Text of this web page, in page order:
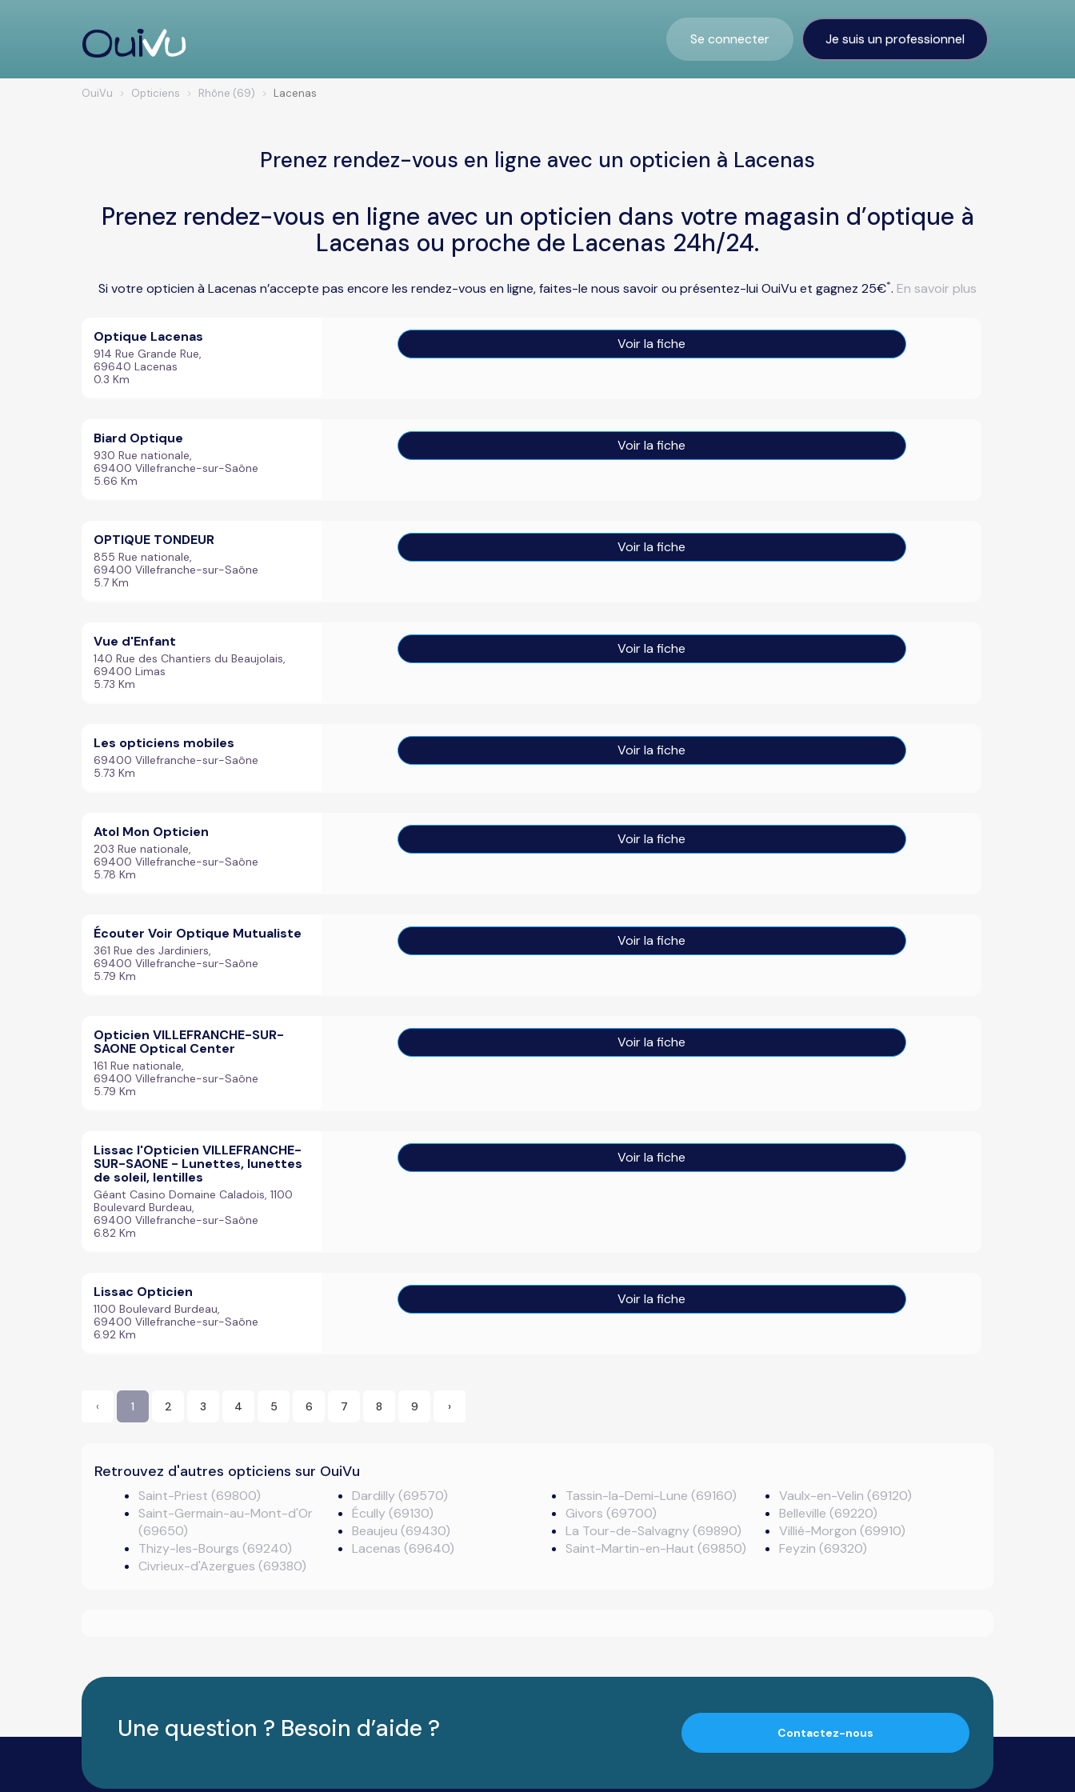
Se connecter Je suis un professionnel
OuiVu Opticiens Rhône (69) Lacenas
Prenez rendez-vous en ligne avec un opticien à Lacenas
Prenez rendez-vous en ligne avec un opticien dans votre magasin d’optique à
Lacenas ou proche de Lacenas 24h/24.
Si votre opticien à Lacenas n’accepte pas encore les rendez-vous en ligne, faites-le nous savoir ou présentez-lui OuiVu et gagnez 25€*. En savoir plus
Optique Lacenas
914 Rue Grande Rue,
69640 Lacenas
0.3 Km
Voir la fiche
Biard Optique
930 Rue nationale,
69400 Villefranche-sur-Saône
5.66 Km
Voir la fiche
OPTIQUE TONDEUR
855 Rue nationale,
69400 Villefranche-sur-Saône
5.7 Km
Voir la fiche
Vue d'Enfant
140 Rue des Chantiers du Beaujolais,
69400 Limas
5.73 Km
Voir la fiche
Les opticiens mobiles
69400 Villefranche-sur-Saône
5.73 Km
Voir la fiche
Atol Mon Opticien
203 Rue nationale,
69400 Villefranche-sur-Saône
5.78 Km
Voir la fiche
Écouter Voir Optique Mutualiste
361 Rue des Jardiniers,
69400 Villefranche-sur-Saône
5.79 Km
Voir la fiche
Opticien VILLEFRANCHE-SUR-
SAONE Optical Center
161 Rue nationale,
69400 Villefranche-sur-Saône
5.79 Km
Voir la fiche
Lissac l'Opticien VILLEFRANCHE-
SUR-SAONE - Lunettes, lunettes
de soleil, lentilles
Géant Casino Domaine Caladois, 1100
Boulevard Burdeau,
69400 Villefranche-sur-Saône
6.82 Km
Voir la fiche
Lissac Opticien
1100 Boulevard Burdeau,
69400 Villefranche-sur-Saône
6.92 Km
Voir la fiche
‹ 1 2 3 4 5 6 7 8 9 ›
Retrouvez d'autres opticiens sur OuiVu
Saint-Priest (69800)
Saint-Germain-au-Mont-d'Or
(69650)
Thizy-les-Bourgs (69240)
Civrieux-d'Azergues (69380)
Dardilly (69570)
Écully (69130)
Beaujeu (69430)
Lacenas (69640)
Tassin-la-Demi-Lune (69160)
Givors (69700)
La Tour-de-Salvagny (69890)
Saint-Martin-en-Haut (69850)
Vaulx-en-Velin (69120)
Belleville (69220)
Villié-Morgon (69910)
Feyzin (69320)
Une question ? Besoin d’aide ? Contactez-nous